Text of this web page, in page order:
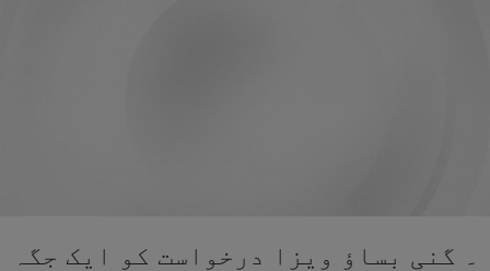
۔ گنی بساؤ ویزا درخواست کو ایک جگہ